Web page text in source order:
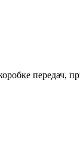
передач,